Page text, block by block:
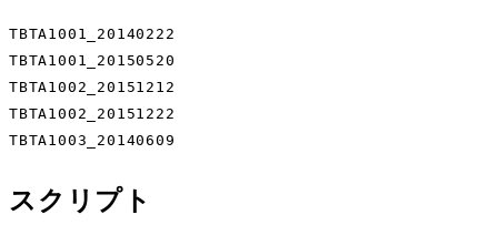
TBTA1001_20140222
TBTA1001_20150520
TBTA1002_20151212
TBTA1002_20151222
TBTA1003_20140609
スクリプト